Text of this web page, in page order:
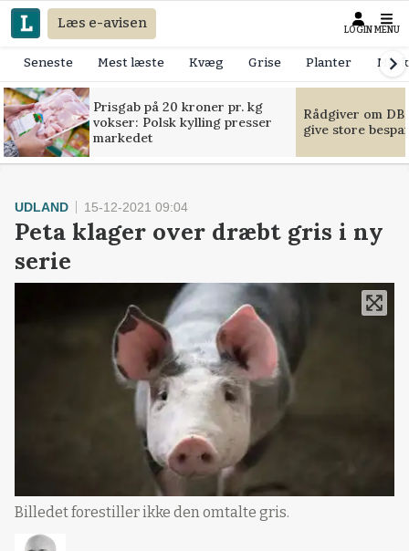
Læs e-avisen LOGIN MENU
Seneste Mest læste Kvæg Grise Planter
Prisgab på 20 kroner pr. kg
vokser: Polsk kylling presser
markedet
Rådgiver om
give store
UDLAND 15-12-2021 09:04
Peta klager over dræbt gris i ny
serie
Billedet forestiller ikke den omtalte gris.